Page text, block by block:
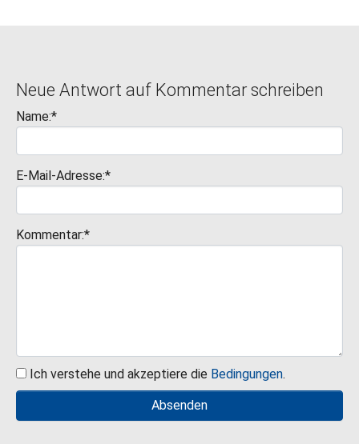
Neue Antwort auf Kommentar schreiben
Name:*
E-Mail-Adresse:*
Kommentar:*
Ich verstehe und akzeptiere die Bedingungen.